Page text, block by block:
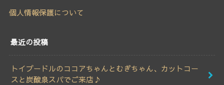
個人情報保護について
最近の投稿
トイプードルのココアちゃんとむぎちゃん、カットコー
スと炭酸泉スパでご来店♪